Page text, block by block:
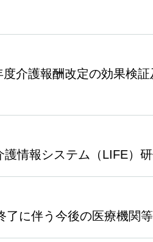
介護報酬改定の効果検
情報システム（LIFE）
に伴う今後の医療機関